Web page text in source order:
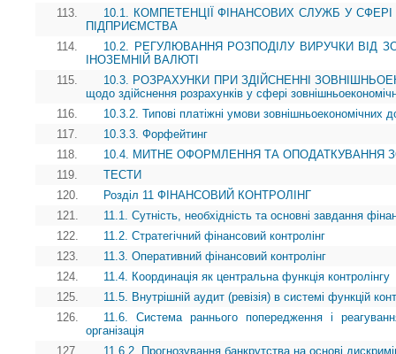
113.
10.1. КОМПЕТЕНЦІЇ ФІНАНСОВИХ СЛУЖБ У
ПІДПРИЄМСТВА
114.
10.2. РЕГУЛЮВАННЯ РОЗПОДІЛУ ВИРУЧКИ ВІД
ІНОЗЕМНІЙ ВАЛЮТІ
115.
10.3. РОЗРАХУНКИ ПРИ ЗДІЙСНЕННІ
щодо здійснення розрахунків у сфері
116.
10.3.2. Типові платіжні умови зовнішньоекономічних
117.
10.3.3. Форфейтинг
118.
10.4. МИТНЕ ОФОРМЛЕННЯ ТА ОПОДАТКУВАННЯ
119.
ТЕСТИ
120.
Розділ 11 ФІНАНСОВИЙ КОНТРОЛІНГ
121.
11.1. Сутність, необхідність та основні завдання
122.
11.2. Стратегічний фінансовий контролінг
123.
11.3. Оперативний фінансовий контролінг
124.
11.4. Координація як центральна функція контролінгу
125.
11.5. Внутрішній аудит (ревізія) в системі функцій
126.
11.6. Система раннього попередження і
організація
127.
11.6.2. Прогнозування банкрутства на основі